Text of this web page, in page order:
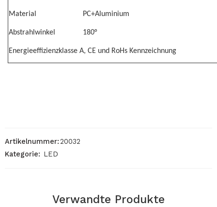
Material PC+Aluminium
Abstrahlwinkel 180°
Energieeffizienzklasse A, CE und RoHs Kennzeichnung
Artikelnummer:20032
Kategorie: LED
Verwandte Produkte